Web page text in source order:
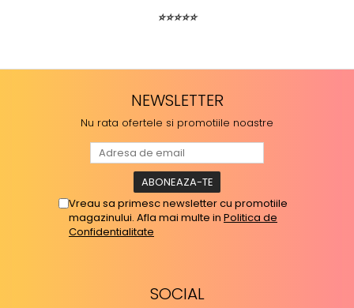
⭐⭐⭐⭐⭐
NEWSLETTER
Nu rata ofertele si promotiile noastre
Vreau sa primesc newsletter cu promotiile
magazinului. Afla mai multe in Politica de
Confidentialitate
SOCIAL